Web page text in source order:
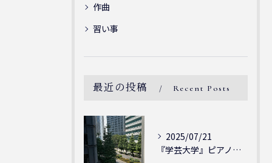
作曲
習い事
最近の投稿 Recent Posts
2025/07/21
『学芸大学』ピアノを弾ける喜び - シェリー・アーツ音楽教室...